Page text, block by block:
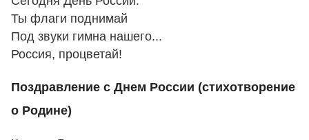
Ты флаги поднимай
Под звуки гимна нашего...
Россия, процветай!
Поздравление с Днем России (стихотворение
о Родине)